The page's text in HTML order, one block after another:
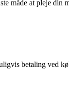
måde at pleje din
betaling ved